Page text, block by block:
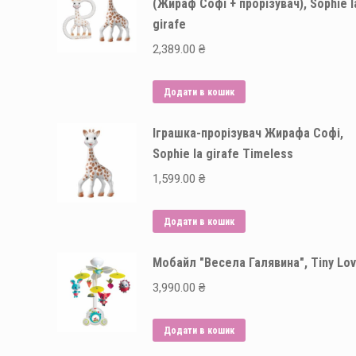
(Жираф Софі + прорізувач), Sophie
girafe
2,389.00 ₴
Додати в кошик
Іграшка-прорізувач Жирафа Софі,
Sophie la girafe Timeless
1,599.00 ₴
Додати в кошик
Мобайл "Весела Галявина", Tiny
3,990.00 ₴
Додати в кошик